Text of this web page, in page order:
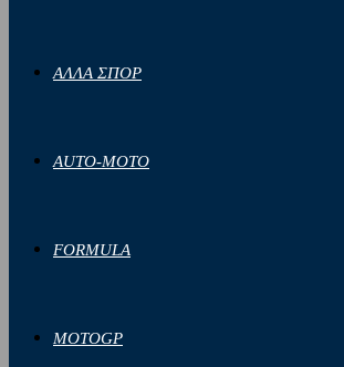
ΑΛΛΑ ΣΠΟΡ
AUTO-MOTO
FORMULA
MOTOGP